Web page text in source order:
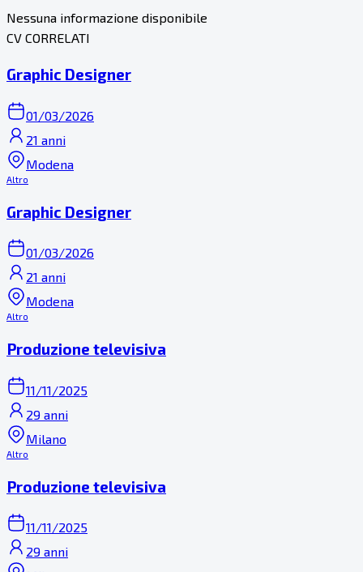
Nessuna informazione disponibile
CV CORRELATI
Graphic Designer
01/03/2026
21 anni
Modena
Altro
Graphic Designer
01/03/2026
21 anni
Modena
Altro
Produzione televisiva
11/11/2025
29 anni
Milano
Altro
Produzione televisiva
11/11/2025
29 anni